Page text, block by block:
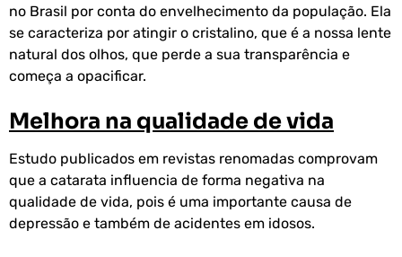
no Brasil por conta do envelhecimento da população. Ela
se caracteriza por atingir o cristalino, que é a nossa lente
natural dos olhos, que perde a sua transparência e
começa a opacificar.
Melhora na qualidade de vida
Estudo publicados em revistas renomadas comprovam
que a catarata influencia de forma negativa na
qualidade de vida, pois é uma importante causa de
depressão e também de acidentes em idosos.